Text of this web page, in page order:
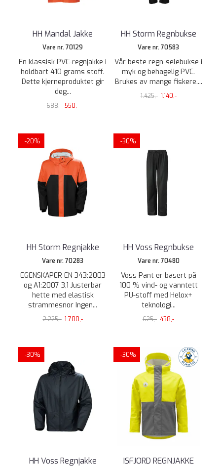
HH Mandal Jakke
Vare nr. 70129
En klassisk PVC-regnjakke i
holdbart 410 grams stoff.
Dette kjerneproduktet gir
deg...
688,- 550,-
HH Storm Regnbukse
Vare nr. 70583
Vår beste regn-selebukse i
myk og behagelig PVC.
Brukes av mange fiskere....
1.425,- 1.140,-
-20%
HH Storm Regnjakke
Vare nr. 70283
EGENSKAPER EN 343:2003
og A1:2007 3,1 Justerbar
hette med elastisk
strammesnor Ingen...
2.225,- 1.780,-
-30%
HH Voss Regnbukse
Vare nr. 70480
Voss Pant er basert på
100 % vind- og vanntett
PU-stoff med Helox+
teknologi...
625,- 438,-
-30%
HH Voss Regnjakke
-30%
ISFJORD REGNJAKKE